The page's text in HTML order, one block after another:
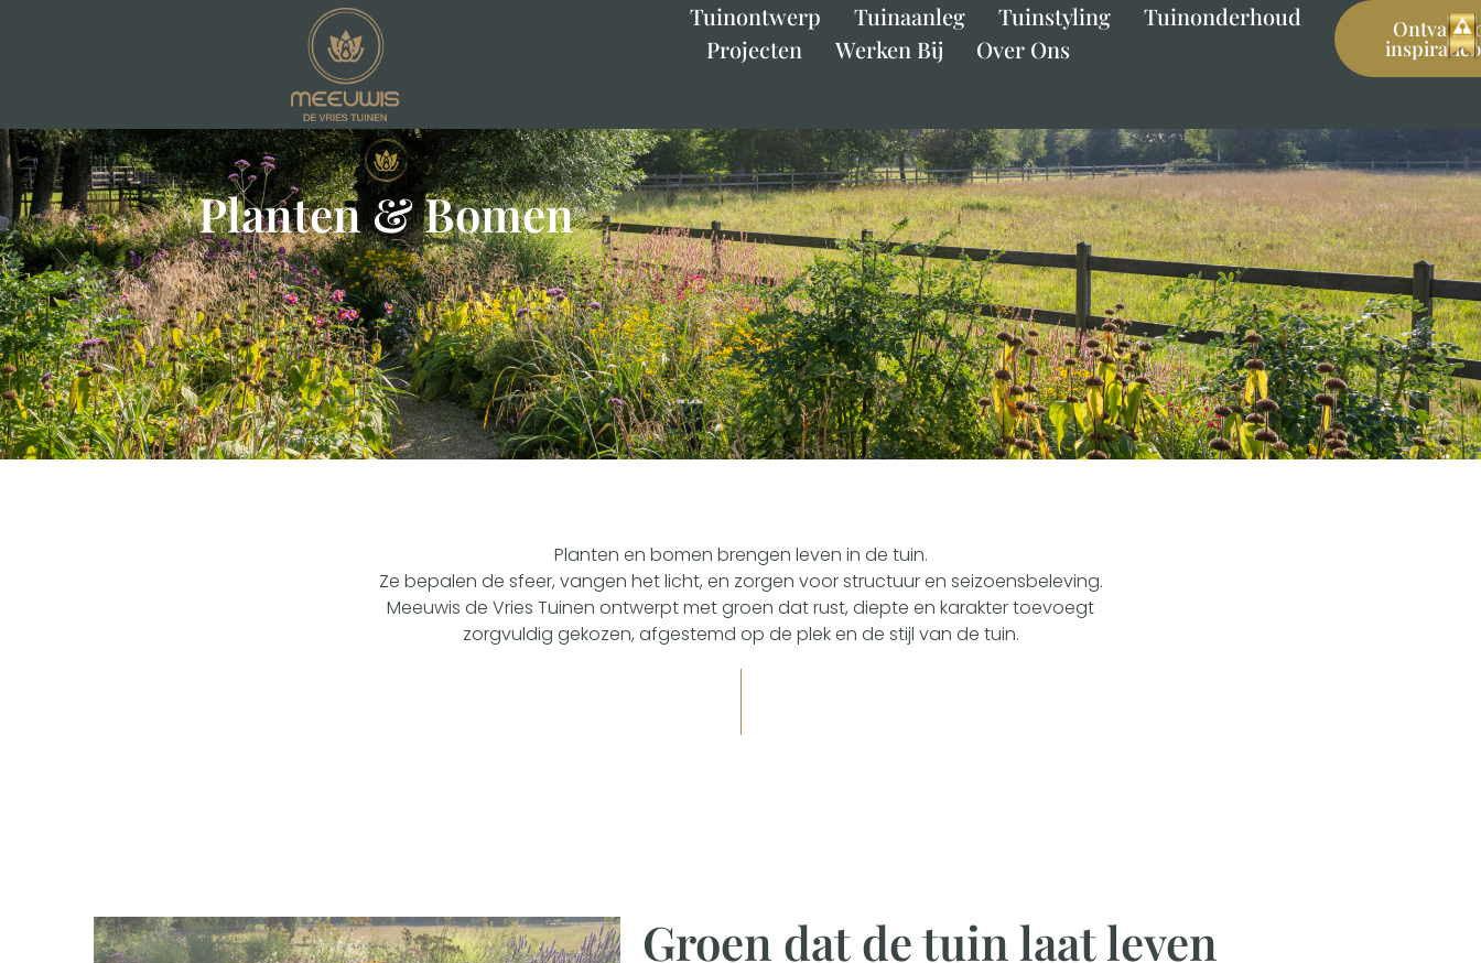
Tuinontwerp Tuinaanleg Tuinstyling
Tuinonderhoud
Projecten
Werken Bij Over Ons
Ontvang
Planten & Bomen
Planten en bomen brengen leven in de tuin.
Ze bepalen de sfeer, vangen het licht, en zorgen voor structuur en seizoensbeleving.
Meeuwis de Vries Tuinen ontwerpt met groen dat rust, diepte en karakter toevoegt
zorgvuldig gekozen, afgestemd op de plek en de stijl van de tuin.
Groen dat de tuin laat leven